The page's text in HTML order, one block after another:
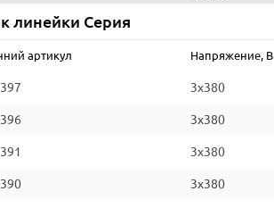
линейки Серия
артикул Напряжение, В
3x380
3x380
3x380
3x380